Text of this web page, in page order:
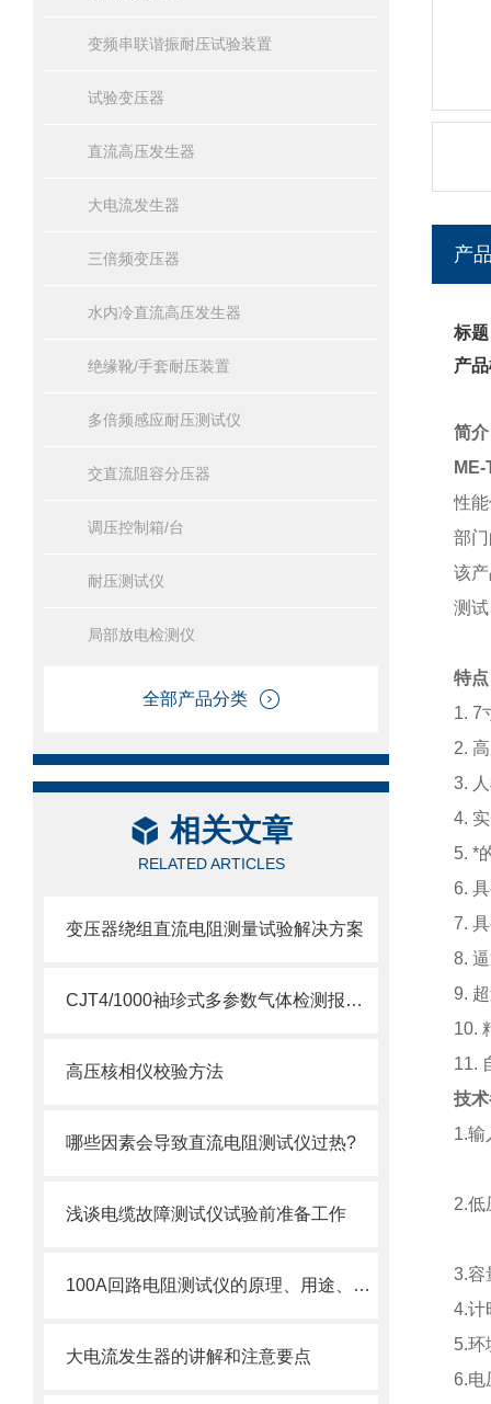
变频串联谐振耐压试验装置
试验变压器
直流高压发生器
大电流发生器
三倍频变压器
水内冷直流高压发生器
绝缘靴/手套耐压装置
多倍频感应耐压测试仪
交直流阻容分压器
调压控制箱/台
耐压测试仪
局部放电检测仪
全部产品分类
相关文章
RELATED ARTICLES
变压器绕组直流电阻测量试验解决方案
CJT4/1000袖珍式多参数气体检测报警仪（二合一）
高压核相仪校验方法
哪些因素会导致直流电阻测试仪过热?
浅谈电缆故障测试仪试验前准备工作
100A回路电阻测试仪的原理、用途、优点以及使用方法讲解
大电流发生器的讲解和注意要点
产
标
产
简
性
部
该
测
特点
1. 7
2.
3.
4.
5. *
6.
7.
8.
9.
10.
11.
技
1.输
2.
3.容
4.计
5.
6.电